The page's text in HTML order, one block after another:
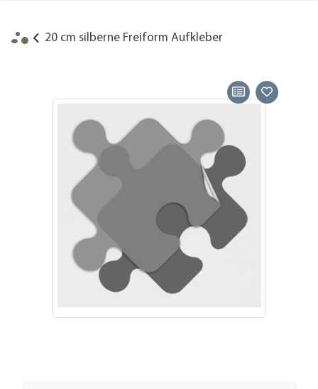
20 cm silberne Freiform Aufkleber